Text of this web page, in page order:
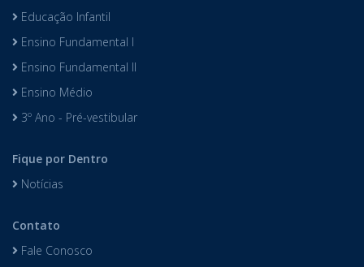
Educação Infantil
Ensino Fundamental I
Ensino Fundamental II
Ensino Médio
3º Ano - Pré-vestibular
Fique por Dentro
Notícias
Contato
Fale Conosco